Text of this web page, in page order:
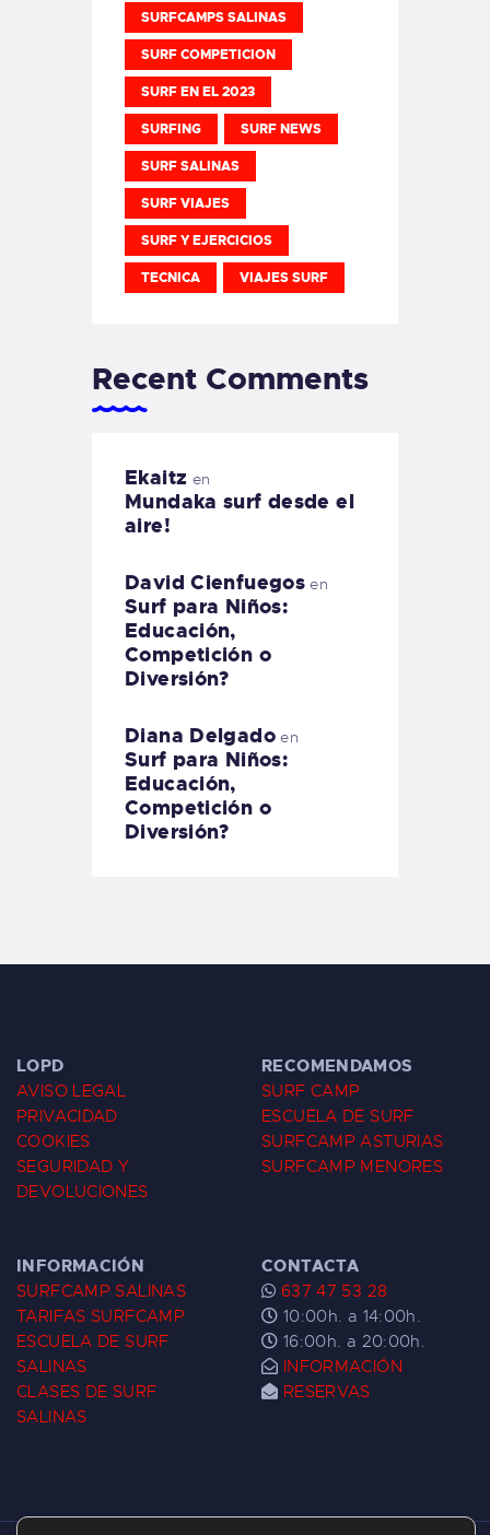
SURFCAMPS SALINAS
SURF COMPETICION
SURF EN EL 2023
SURFING SURF NEWS
SURF SALINAS
SURF VIAJES
SURF Y EJERCICIOS
TECNICA VIAJES SURF
Recent Comments
Ekaitz en
Mundaka surf desde el
aire!
David Cienfuegos en
Surf para Niños:
Educación,
Competición o
Diversión?
Diana Delgadoen
Surf para Niños:
Educación,
Competición o
Diversión?
LOPD
AVISO LEGAL
PRIVACIDAD
COOKIES
SEGURIDAD Y
DEVOLUCIONES
RECOMENDAMOS
SURF CAMP
ESCUELA DE SURF
SURFCAMP ASTURIAS
SURFCAMP MENORES
INFORMACIÓN
SURFCAMP SALINAS
TARIFAS SURFCAMP
ESCUELA DE SURF
SALINAS
CLASES DE SURF
SALINAS
CONTACTA
637 47 53 28
10:00h. a 14:00h.
16:00h. a 20:00h.
INFORMACIÓN
RESERVAS